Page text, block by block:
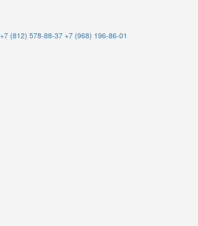
+7 (812) 578-88-37 +7 (968) 196-86-01